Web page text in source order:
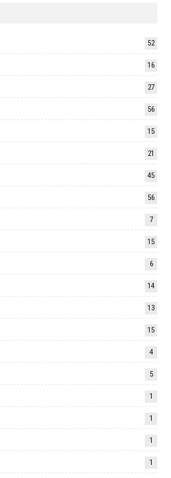
52
16
27
56
15
21
45
56
7
15
6
14
13
15
4
5
1
1
1
1